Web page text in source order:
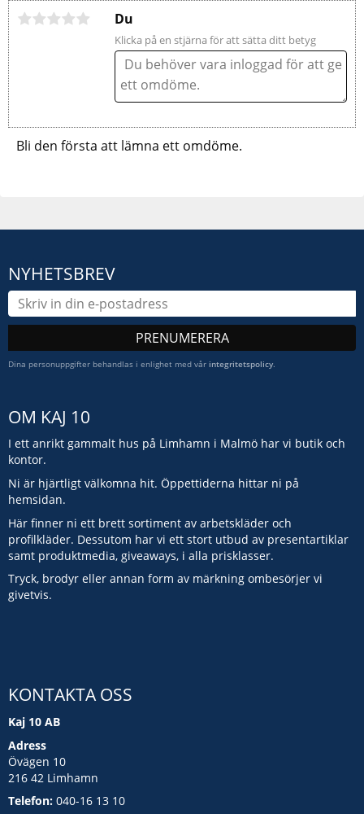
Du
Klicka på en stjärna för att sätta ditt betyg
Bli den första att lämna ett omdöme.
NYHETSBREV
PRENUMERERA
Dina personuppgifter behandlas i enlighet med vår integritetspolicy.
OM KAJ 10
I ett anrikt gammalt hus på Limhamn i Malmö har vi butik och
kontor.
Ni är hjärtligt välkomna hit. Öppettiderna hittar ni på
hemsidan.
Här finner ni ett brett sortiment av arbetskläder och
profilkläder. Dessutom har vi ett stort utbud av presentartiklar
samt produktmedia, giveaways, i alla prisklasser.
Tryck, brodyr eller annan form av märkning ombesörjer vi
givetvis.
KONTAKTA OSS
Kaj 10 AB
Adress
Övägen 10
216 42 Limhamn
Telefon: 040-16 13 10